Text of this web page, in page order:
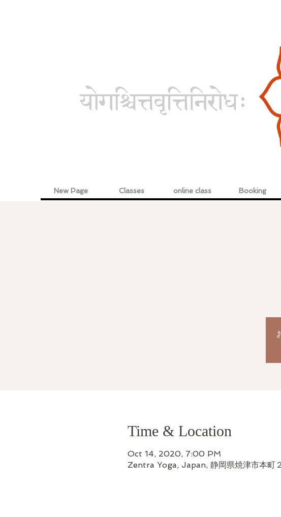
New Page Classes online class Booking
Time & Location
Oct 14, 2020, 7:00 PM
Zentra Yoga, Japan, 静岡県焼津市本町